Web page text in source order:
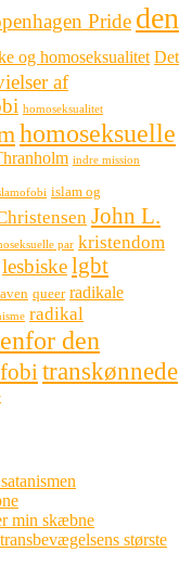
Pride den
og homoseksualitet Det
af
homoseksualitet
homoseksuelle
indre mission
islam og
John L.
par kristendom
lesbiskelgbt
queer radikale
radikal
den
transkønnede
min skæbne
største